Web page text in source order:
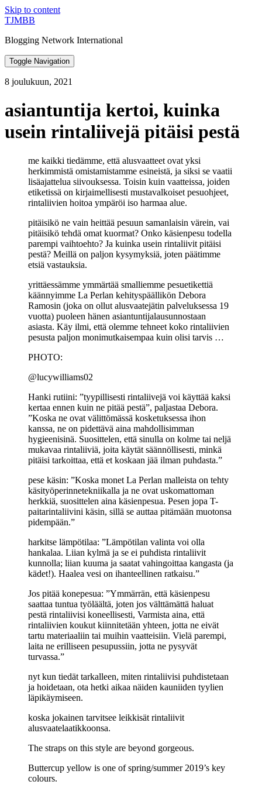
Skip to content
TJMBB
Blogging Network International
Toggle Navigation
8 joulukuun, 2021
asiantuntija kertoi, kuinka
usein rintaliivejä pitäisi pestä
me kaikki tiedämme, että alusvaatteet ovat yksi
herkimmistä omistamistamme esineistä, ja siksi se vaatii
lisäajattelua siivouksessa. Toisin kuin vaatteissa, joiden
etiketissä on kirjaimellisesti mustavalkoiset pesuohjeet,
rintaliivien hoitoa ympäröi iso harmaa alue.
pitäisikö ne vain heittää pesuun samanlaisin värein, vai
pitäisikö tehdä omat kuormat? Onko käsienpesu todella
parempi vaihtoehto? Ja kuinka usein rintaliivit pitäisi
pestä? Meillä on paljon kysymyksiä, joten päätimme
etsiä vastauksia.
yrittäessämme ymmärtää smalliemme pesuetikettiä
käännyimme La Perlan kehityspäällikön Debora
Ramosin (joka on ollut alusvaatejätin palveluksessa 19
vuotta) puoleen hänen asiantuntijalausunnostaan
asiasta. Käy ilmi, että olemme tehneet koko rintaliivien
pesusta paljon monimutkaisempaa kuin olisi tarvis …
PHOTO:
@lucywilliams02
Hanki rutiini: ”tyypillisesti rintaliivejä voi käyttää kaksi
kertaa ennen kuin ne pitää pestä”, paljastaa Debora.
”Koska ne ovat välittömässä kosketuksessa ihon
kanssa, ne on pidettävä aina mahdollisimman
hygieenisinä. Suosittelen, että sinulla on kolme tai neljä
mukavaa rintaliiviä, joita käytät säännöllisesti, minkä
pitäisi tarkoittaa, että et koskaan jää ilman puhdasta.”
pese käsin: ”Koska monet La Perlan malleista on tehty
käsityöperinnetekniikalla ja ne ovat uskomattoman
herkkiä, suosittelen aina käsienpesua. Pesen jopa T-
paitarintaliivini käsin, sillä se auttaa pitämään muotonsa
pidempään.”
harkitse lämpötilaa: ”Lämpötilan valinta voi olla
hankalaa. Liian kylmä ja se ei puhdista rintaliivit
kunnolla; liian kuuma ja saatat vahingoittaa kangasta (ja
kädet!). Haalea vesi on ihanteellinen ratkaisu.”
Jos pitää konepesua: ”Ymmärrän, että käsienpesu
saattaa tuntua työläältä, joten jos välttämättä haluat
pestä rintaliivisi koneellisesti, Varmista aina, että
rintaliivien koukut kiinnitetään yhteen, jotta ne eivät
tartu materiaaliin tai muihin vaatteisiin. Vielä parempi,
laita ne erilliseen pesupussiin, jotta ne pysyvät
turvassa.”
nyt kun tiedät tarkalleen, miten rintaliivisi puhdistetaan
ja hoidetaan, ota hetki aikaa näiden kauniiden tyylien
läpikäymiseen.
koska jokainen tarvitsee leikkisät rintaliivit
alusvaatelaatikkoonsa.
The straps on this style are beyond gorgeous.
Buttercup yellow is one of spring/summer 2019’s key
colours.